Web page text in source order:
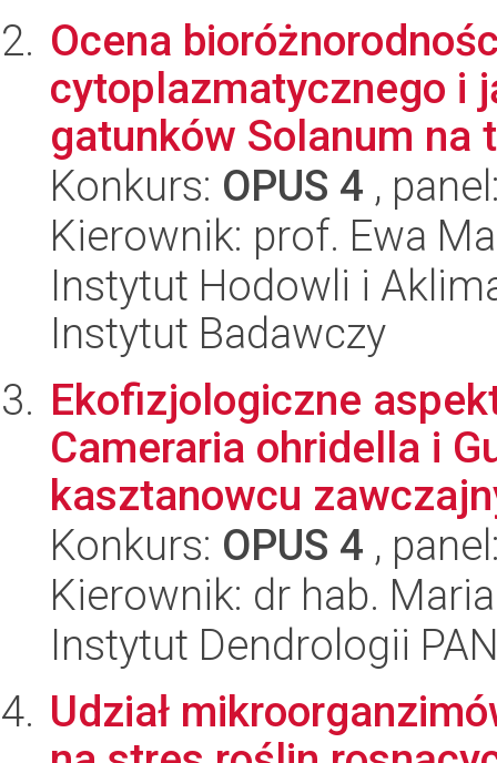
Ocena
cytoplazmatycznego i
gatunków Solanum
Konkurs: OPUS 4 ,
Kierownik: prof. Ewa
Instytut Hodowli i
Instytut Badawczy
Ekofizjologiczne
Cameraria ohridella i
kasztanowcu
Konkurs: OPUS 4 ,
Kierownik: dr hab.
Instytut Dendrologii
Udział